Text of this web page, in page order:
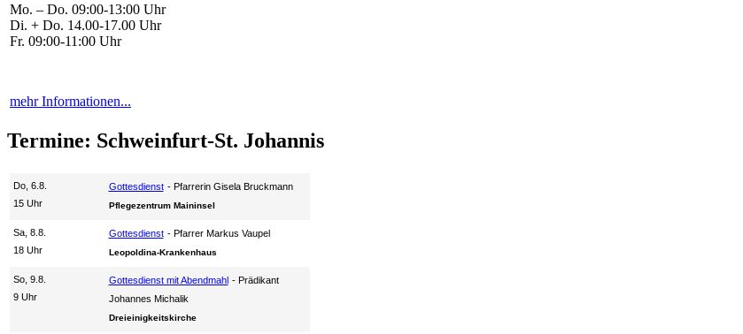
Mo. – Do. 09:00-13:00 Uhr
Di. + Do. 14.00-17.00 Uhr
Fr. 09:00-11:00 Uhr
mehr Informationen...
Termine: Schweinfurt-St. Johannis
Do, 6.8.
15 Uhr
Gottesdienst Pfarrerin Gisela Bruckmann
Pflegezentrum Maininsel
Sa, 8.8.
18 Uhr
Gottesdienst Pfarrer Markus Vaupel
Leopoldina-Krankenhaus
So, 9.8.
9 Uhr
Gottesdienst mit Abendmahl
Prädikant
Johannes Michalik
Dreieinigkeitskirche